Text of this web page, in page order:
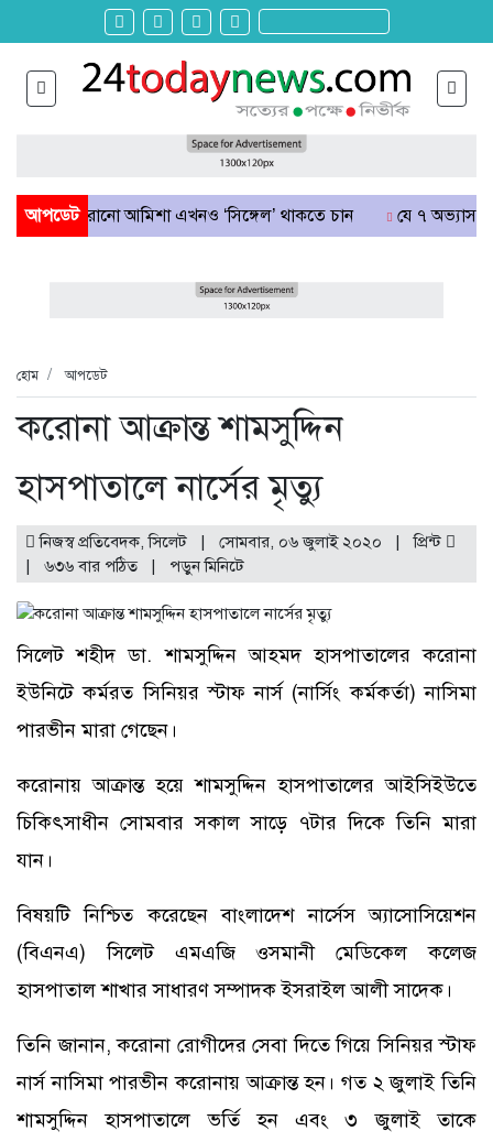
আপডেট
পেরোনো আমিশা এখনও ‘সিঙ্গেল’ থাকতে চান যে ৭ অভ্যাস আপনার
হোম আপডেট
করোনা আক্রান্ত শামসুদ্দিন
হাসপাতালে নার্সের মৃত্যু
নিজস্ব প্রতিবেদক, সিলেট | সোমবার, ০৬ জুলাই ২০২০ |প্রিন্ট
| ৬৩৬ বার পঠিত | পড়ুনমিনিটে
সিলেট শহীদ ডা. শামসুদ্দিন আহমদ হাসপাতালের করোনা
ইউনিটে কর্মরত সিনিয়র স্টাফ নার্স (নার্সিং কর্মকর্তা) নাসিমা
পারভীন মারা গেছেন।
করোনায় আক্রান্ত হয়ে শামসুদ্দিন হাসপাতালের আইসিইউতে
চিকিৎসাধীন সোমবার সকাল সাড়ে ৭টার দিকে তিনি মারা
যান।
বিষয়টি নিশ্চিত করেছেন বাংলাদেশ নার্সেস অ্যাসোসিয়েশন
(বিএনএ) সিলেট এমএজি ওসমানী মেডিকেল কলেজ
হাসপাতাল শাখার সাধারণ সম্পাদক ইসরাইল আলী সাদেক।
তিনি জানান, করোনা রোগীদের সেবা দিতে গিয়ে সিনিয়র স্টাফ
নার্স নাসিমা পারভীন করোনায় আক্রান্ত হন। গত ২ জুলাই তিনি
শামসুদ্দিন হাসপাতালে ভর্তি হন এবং ৩ জুলাই তাকে